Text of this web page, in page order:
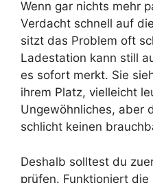
Wenn gar nichts mehr
Verdacht schnell auf
sitzt das Problem oft
Ladestation kann still
es sofort merkt. Sie
ihrem Platz, vielleicht
Ungewöhnliches, aber
schlicht keinen
Deshalb solltest du
prüfen. Funktioniert die